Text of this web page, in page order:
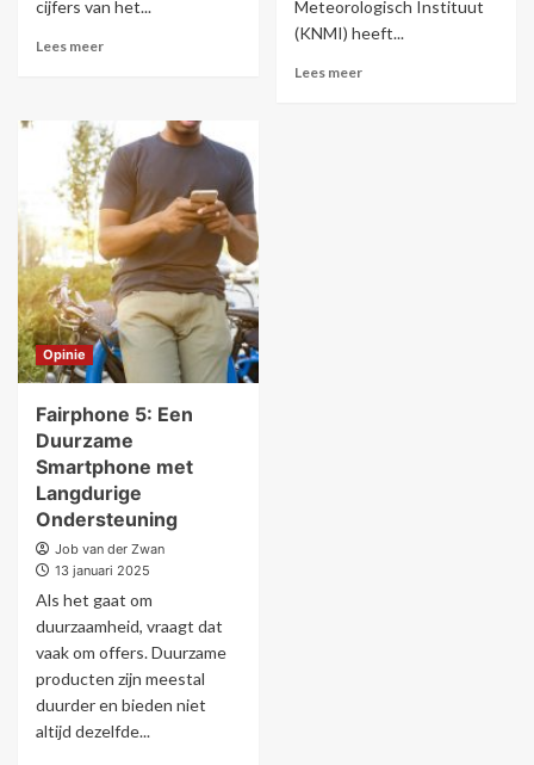
cijfers van het...
Lees meer
Meteorologisch Instituut
(KNMI) heeft...
Lees meer
Opinie
Fairphone 5: Een
Duurzame
Smartphone met
Langdurige
Ondersteuning
Job van der Zwan
13 januari 2025
Als het gaat om
duurzaamheid, vraagt dat
vaak om offers. Duurzame
producten zijn meestal
duurder en bieden niet
altijd dezelfde...